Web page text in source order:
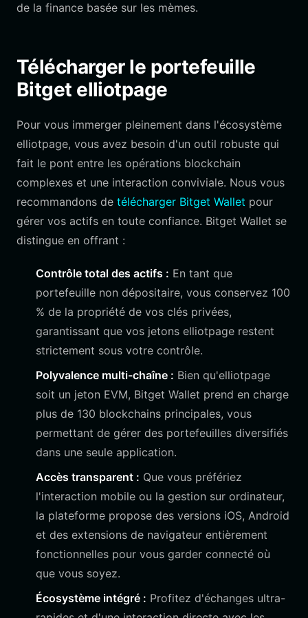
de la finance basée sur les mèmes.
Télécharger le portefeuille
Bitget elliotpage
Pour vous immerger pleinement dans l'écosystème
elliotpage, vous avez besoin d'un outil robuste qui
fait le pont entre les opérations blockchain
complexes et une interaction conviviale. Nous vous
recommandons de télécharger Bitget Wallet pour
gérer vos actifs en toute confiance. Bitget Wallet se
distingue en offrant :
Contrôle total des actifs : En tant que
portefeuille non dépositaire, vous conservez 100
% de la propriété de vos clés privées,
garantissant que vos jetons elliotpage restent
strictement sous votre contrôle.
Polyvalence multi-chaîne : Bien qu'elliotpage
soit un jeton EVM, Bitget Wallet prend en charge
plus de 130 blockchains principales, vous
permettant de gérer des portefeuilles diversifiés
dans une seule application.
Accès transparent : Que vous préfériez
l'interaction mobile ou la gestion sur ordinateur,
la plateforme propose des versions iOS, Android
et des extensions de navigateur entièrement
fonctionnelles pour vous garder connecté où
que vous soyez.
Écosystème intégré : Profitez d'échanges ultra-